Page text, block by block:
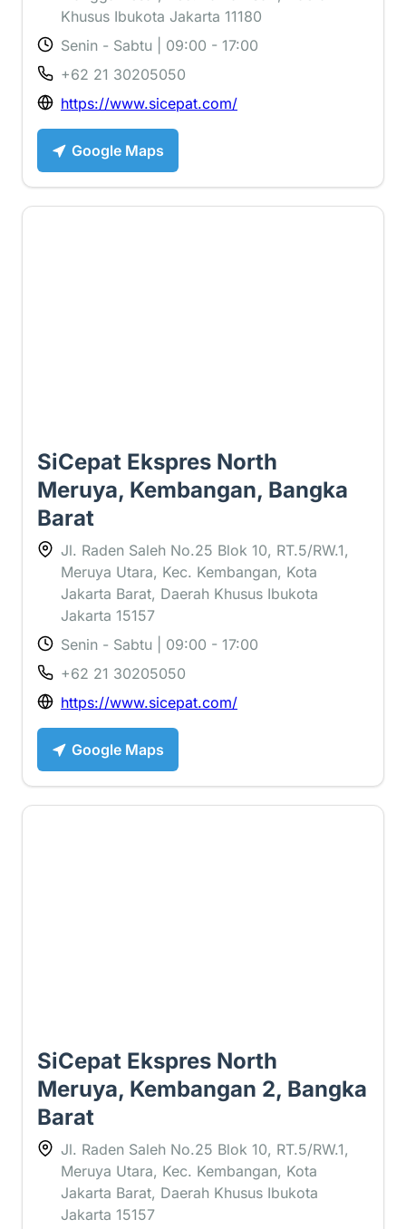
Khusus Ibukota Jakarta 11180
Senin - Sabtu | 09:00 - 17:00
+62 21 30205050
https://www.sicepat.com/
Google Maps
SiCepat Ekspres North
Meruya, Kembangan, Bangka
Barat
Jl. Raden Saleh No.25 Blok 10, RT.5/RW.1,
Meruya Utara, Kec. Kembangan, Kota
Jakarta Barat, Daerah Khusus Ibukota
Jakarta 15157
Senin - Sabtu | 09:00 - 17:00
+62 21 30205050
https://www.sicepat.com/
Google Maps
SiCepat Ekspres North
Meruya, Kembangan 2, Bangka
Barat
Jl. Raden Saleh No.25 Blok 10, RT.5/RW.1,
Meruya Utara, Kec. Kembangan, Kota
Jakarta Barat, Daerah Khusus Ibukota
Jakarta 15157